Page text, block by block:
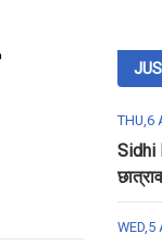
THU,6
Sidhi
रात्रि
WED,5